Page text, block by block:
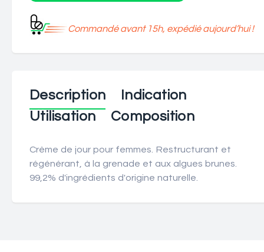
Commandé avant 15h, expédié aujourd’hui !
Description
Indication
Utilisation
Composition
Crème de jour pour femmes. Restructurant et
régénérant, à la grenade et aux algues brunes.
99,2% d'ingrédients d'origine naturelle.